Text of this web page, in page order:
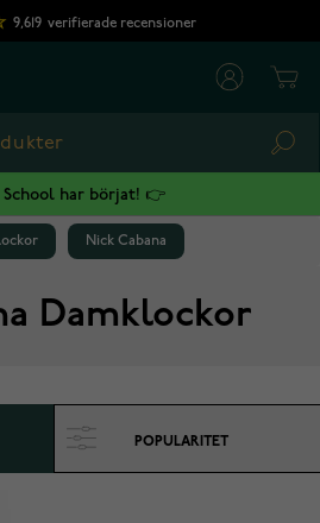
9,619 verifierade recensioner
School har börjat! 👉
Nick Cabana
Damklockor